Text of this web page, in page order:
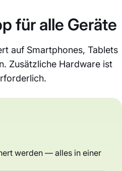
für alle Geräte
auf Smartphones, Tablets
Zusätzliche Hardware ist
werden — alles in einer